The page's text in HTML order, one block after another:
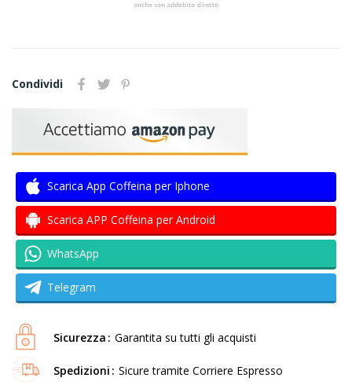
Condividi
Scarica App Coffeina per Iphone
Scarica APP Coffeina per Android
WhatsApp
Telegram
Sicurezza Garantita su tutti gli acquisti
Spedizioni Sicure tramite Corriere Espresso